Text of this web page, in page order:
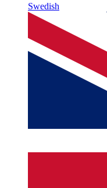
Swedish